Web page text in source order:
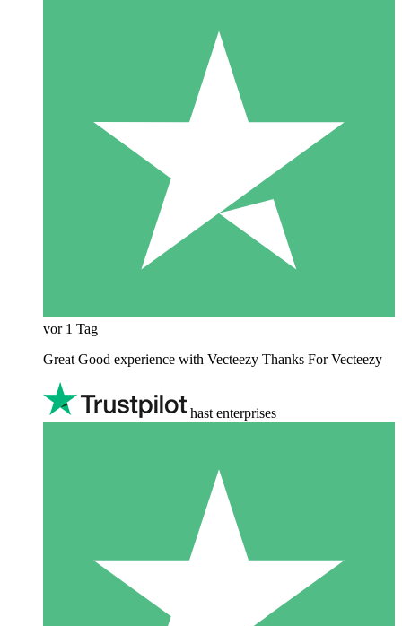
vor 1 Tag
Great Good experience with Vecteezy Thanks For Vecteezy
hast enterprises